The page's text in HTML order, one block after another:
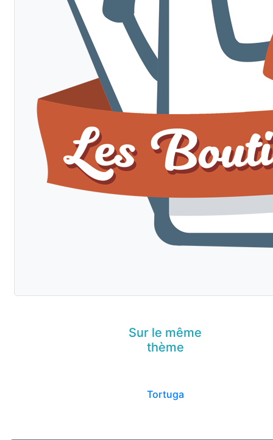
Sur le même
thème
Tortuga